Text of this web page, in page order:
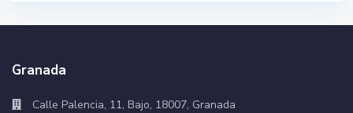
Granada
Calle Palencia, 11, Bajo, 18007, Granada